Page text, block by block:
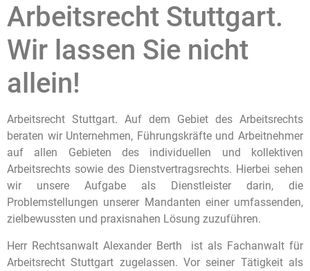
Arbeitsrecht Stuttgart.
Wir lassen Sie nicht
allein!
Arbeitsrecht Stuttgart. Auf dem Gebiet des Arbeitsrechts
beraten wir Unternehmen, Führungskräfte und Arbeitnehmer
auf allen Gebieten des individuellen und kollektiven
Arbeitsrechts sowie des Dienstvertragsrechts. Hierbei sehen
wir unsere Aufgabe als Dienstleister darin, die
Problemstellungen unserer Mandanten einer umfassenden,
zielbewussten und praxisnahen Lösung zuzuführen.
Herr Rechtsanwalt Alexander Berth ist als Fachanwalt für
Arbeitsrecht Stuttgart zugelassen. Vor seiner Tätigkeit als